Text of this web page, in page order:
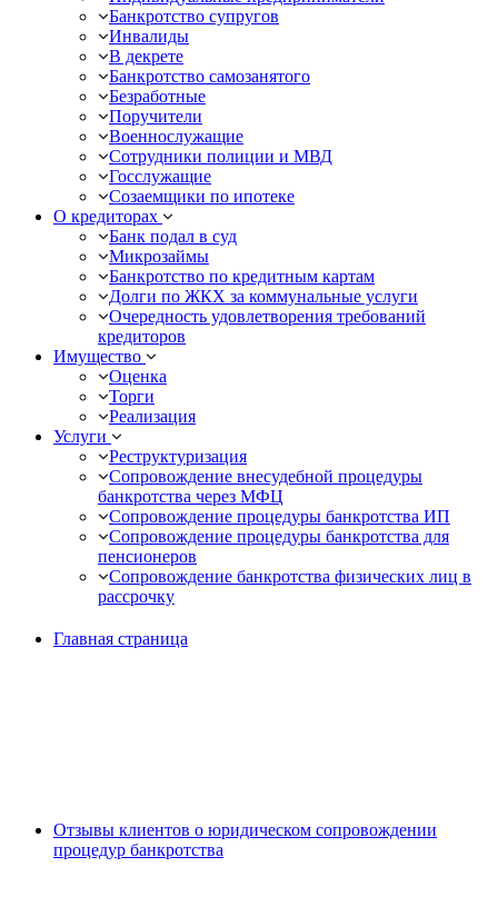
Банкротство супругов
Инвалиды
В декрете
Банкротство самозанятого
Безработные
Поручители
Военнослужащие
Сотрудники полиции и МВД
Госслужащие
Созаемщики по ипотеке
О кредиторах
Банк подал в суд
Микрозаймы
Банкротство по кредитным картам
Долги по ЖКХ за коммунальные услуги
Очередность удовлетворения требований
кредиторов
Имущество
Оценка
Торги
Реализация
Услуги
Реструктуризация
Сопровождение внесудебной процедуры
банкротства через МФЦ
Сопровождение процедуры банкротства ИП
Сопровождение процедуры банкротства для
пенсионеров
Сопровождение банкротства физических лиц в
рассрочку
Главная страница
Отзывы клиентов о юридическом сопровождении
процедур банкротства